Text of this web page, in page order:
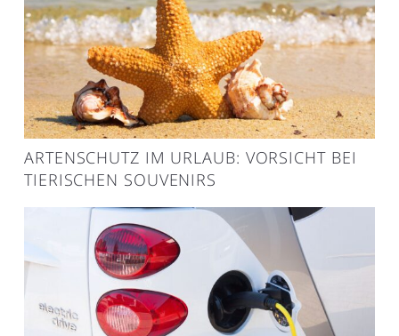
ARTENSCHUTZ IM URLAUB: VORSICHT BEI
TIERISCHEN SOUVENIRS